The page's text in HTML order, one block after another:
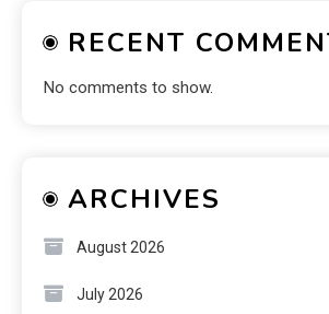
RECENT
No comments to show.
ARCHIVES
August 2026
July 2026